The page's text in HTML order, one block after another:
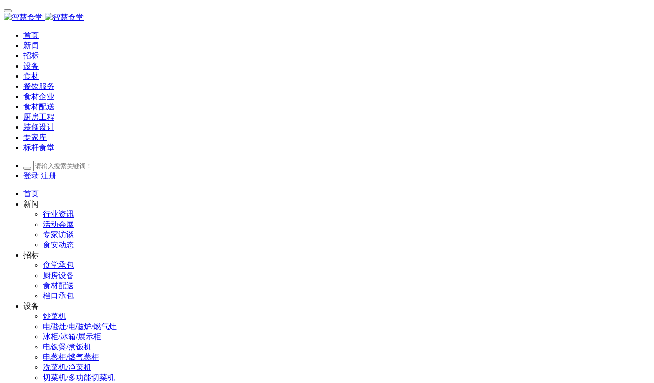
首页
新闻
招标
设备
食材
餐饮服务
食材企业
食材配送
厨房工程
装修设计
专家库
标杆食堂
登录 注册
首页
新闻
行业资讯
活动会展
专家访谈
食安动态
招标
食堂承包
厨房设备
食材配送
档口承包
设备
炒菜机
电磁灶/电磁炉/燃气灶
冰柜/冰箱/展示柜
电饭煲/煮饭机
电蒸柜/燃气蒸柜
洗菜机/净菜机
切菜机/多功能切菜机